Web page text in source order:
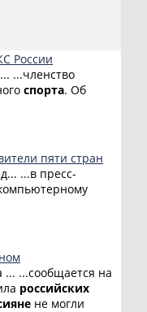
России
...членство
спорта. Об
пяти стран
...в пресс-
... ...сообщается на
российских
не могли